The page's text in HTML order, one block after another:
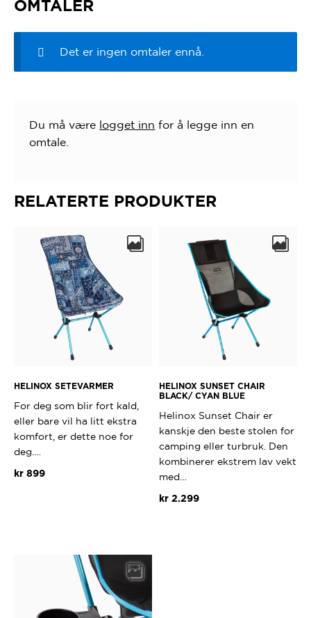
OMTALER
Det er ingen omtaler ennå.
Du må være logget inn for å legge inn en
omtale.
RELATERTE PRODUKTER
HELINOX SETEVARMER
For deg som blir fort kald,
eller bare vil ha litt ekstra
komfort, er dette noe for
deg.…
kr899
HELINOX SUNSET CHAIR
BLACK/ CYAN BLUE
Helinox Sunset Chair er
kanskje den beste stolen for
camping eller turbruk. Den
kombinerer ekstrem lav vekt
med…
kr 2.299